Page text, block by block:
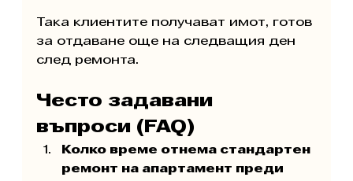
Така клиентите получават имот, готов
за отдаване още на следващия ден
след ремонта.
Често задавани
въпроси (FAQ)
Колко време отнема стандартен
ремонт на апартамент преди